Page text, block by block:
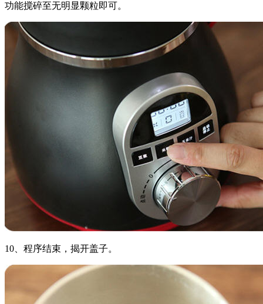
功能搅碎至无明显颗粒即可。
10、程序结束，揭开盖子。